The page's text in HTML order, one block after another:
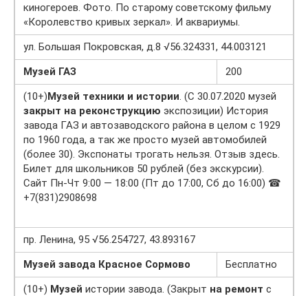
киногероев. Фото. По старому советскому фильму
«Королевство кривых зеркал». И аквариумы.
ул. Большая Покровская, д.8 √56.324331, 44.003121
Музей ГАЗ
200
(10+)Музей техники и истории. (С 30.07.2020 музей
закрыт на реконструкцию экспозиции) История
завода ГАЗ и автозаводского района в целом с 1929
по 1960 года, а так же просто музей автомобилей
(более 30). Экспонаты трогать нельзя. Отзыв здесь.
Билет для школьников 50 рублей (без экскурсии).
Сайт Пн-Чт 9:00 — 18:00 (Пт до 17:00, Сб до 16:00) ☎
+7(831)2908698
пр. Ленина, 95 √56.254727, 43.893167
Музей завода Красное Сормово
Бесплатно
(10+) Музей истории завода. (Закрыт на ремонт с